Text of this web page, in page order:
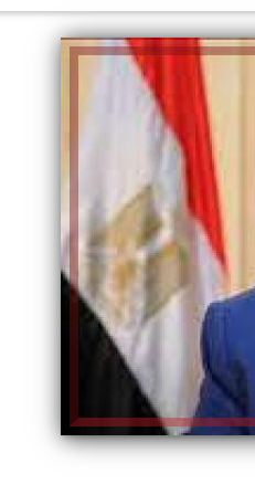
إلهام شرشر تكتب: دي مبقتش كورة..
دي سياسة